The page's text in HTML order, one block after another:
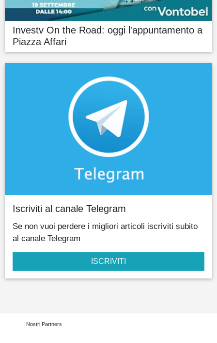
Investv On the Road: oggi l'appuntamento a
Piazza Affari
Iscriviti al canale Telegram
Se non vuoi perdere i migliori articoli iscriviti subito
al canale Telegram
ISCRIVITI
I Nostri Partners